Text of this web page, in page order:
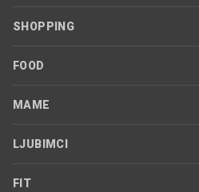
SHOPPING
FOOD
MAME
LJUBIMCI
FIT